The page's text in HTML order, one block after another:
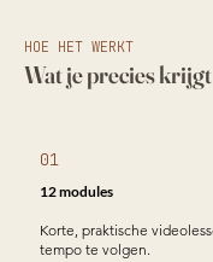
HOE HET WERKT
Wat je precies krijgt
01
12 modules
Korte, praktische
tempo te volgen.